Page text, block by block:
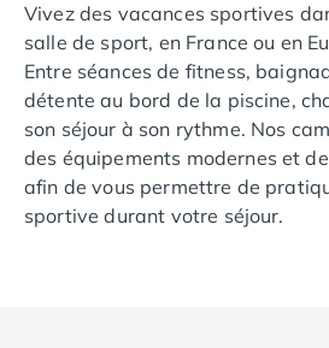
Camping Messanges
Camping Moliets et Maa
Camping Sanguinet
Camping Seignosse
Camping Vieux Boucau les Bains
Camping Pyrénées Atlantiques
Camping Bayonne
Camping Biarritz
Vivez des vacances sportives
salle de sport, en France ou en
Entre séances de fitness,
détente au bord de la piscine,
son séjour à son rythme. Nos
des équipements modernes et
afin de vous permettre de
sportive durant votre séjour.